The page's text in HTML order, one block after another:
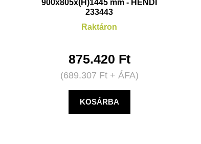
900x805x(H)1445 mm - HENDI
233443
Raktáron
875.420 Ft
(689.307 Ft+ ÁFA)
KOSÁRBA